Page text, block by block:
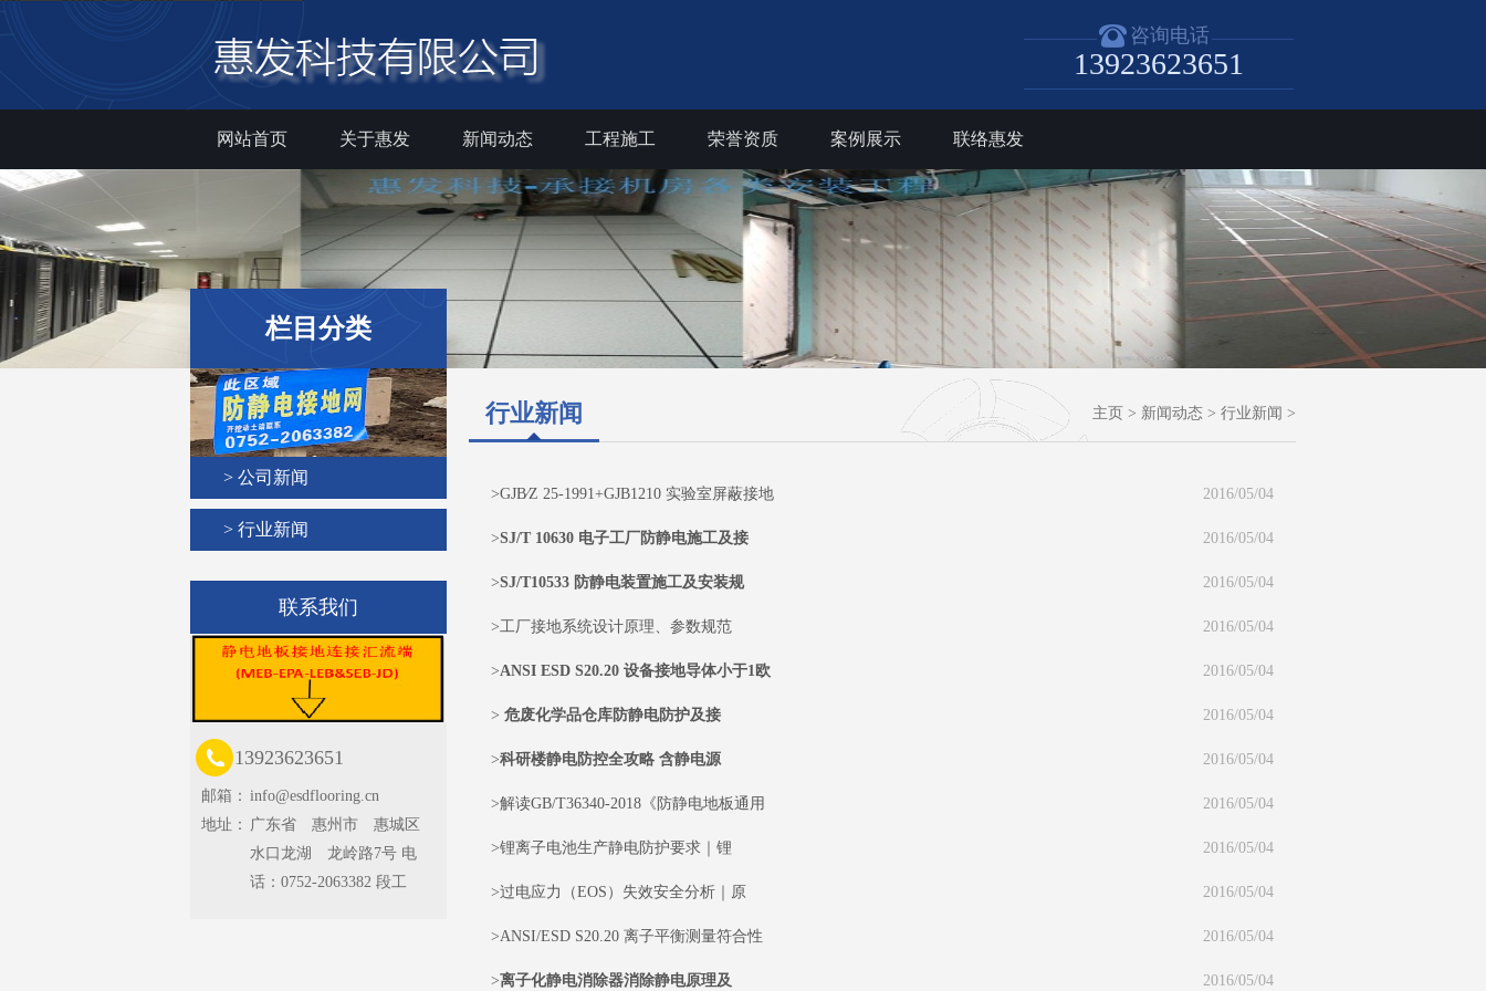
咨询电话
13923623651
网站首页 关于惠发 新闻动态 工程施工 荣誉资质 案例展示 联络惠发
栏目分类
> 公司新闻
> 行业新闻
联系我们
13923623651
邮箱： info@esdflooring.cn
地址： 广东省 惠州市 惠城区
水口龙湖 龙岭路7号 电
话：0752-2063382 段工
行业新闻 主页 > 新闻动态 > 行业新闻 >
2016/05/04
>GJB∕Z 25-1991+GJB1210 实验室屏蔽接地
2016/05/04
>SJ/T 10630 电子工厂防静电施工及接
2016/05/04
>SJ/T10533 防静电装置施工及安装规
2016/05/04
>工厂接地系统设计原理、参数规范
2016/05/04
>ANSI ESD S20.20 设备接地导体小于1欧
2016/05/04
> 危废化学品仓库防静电防护及接
2016/05/04
>科研楼静电防控全攻略 含静电源
2016/05/04
>解读GB/T36340-2018《防静电地板通用
2016/05/04
>锂离子电池生产静电防护要求｜锂
2016/05/04
>过电应力（EOS）失效安全分析｜原
2016/05/04
>ANSI/ESD S20.20 离子平衡测量符合性
2016/05/04
>离子化静电消除器消除静电原理及